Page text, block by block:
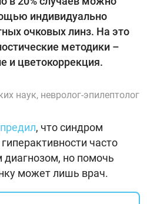
индивидуально
очковых линз. На это
методики –
и цветокоррекция.
наук, невролог-эпилептолог
, что синдром
часто
но помочь
может лишь врач.